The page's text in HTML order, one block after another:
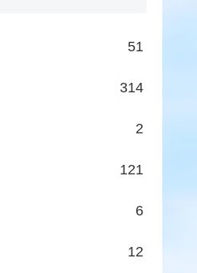
51
314
2
121
6
12